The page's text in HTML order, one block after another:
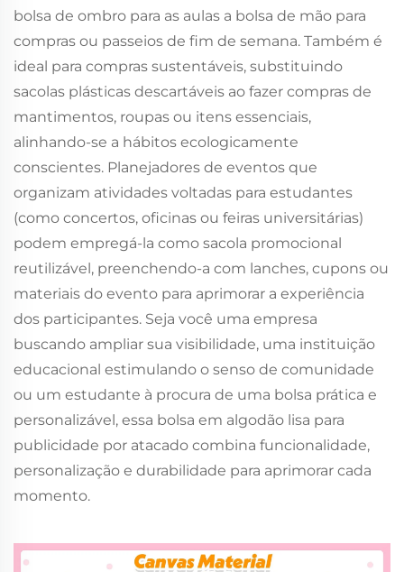
bolsa de ombro para as aulas a bolsa de mão para
compras ou passeios de fim de semana. Também é
ideal para compras sustentáveis, substituindo
sacolas plásticas descartáveis ao fazer compras de
mantimentos, roupas ou itens essenciais,
alinhando-se a hábitos ecologicamente
conscientes. Planejadores de eventos que
organizam atividades voltadas para estudantes
(como concertos, oficinas ou feiras universitárias)
podem empregá-la como sacola promocional
reutilizável, preenchendo-a com lanches, cupons ou
materiais do evento para aprimorar a experiência
dos participantes. Seja você uma empresa
buscando ampliar sua visibilidade, uma instituição
educacional estimulando o senso de comunidade
ou um estudante à procura de uma bolsa prática e
personalizável, essa bolsa em algodão lisa para
publicidade por atacado combina funcionalidade,
personalização e durabilidade para aprimorar cada
momento.